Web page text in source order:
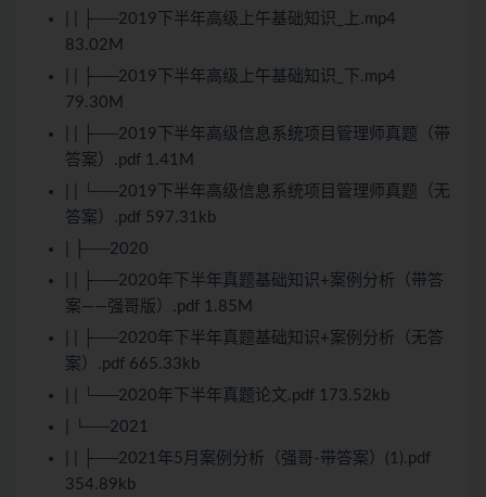
| | ├──2019下半年高级上午基础知识_上.mp4
83.02M
| | ├──2019下半年高级上午基础知识_下.mp4
79.30M
| | ├──2019下半年高级信息系统项目管理师真题（带
答案）.pdf 1.41M
| | └──2019下半年高级信息系统项目管理师真题（无
答案）.pdf 597.31kb
| ├──2020
| | ├──2020年下半年真题基础知识+案例分析（带答
案——强哥版）.pdf 1.85M
| | ├──2020年下半年真题基础知识+案例分析（无答
案）.pdf 665.33kb
| | └──2020年下半年真题论文.pdf 173.52kb
| └──2021
| | ├──2021年5月案例分析（强哥-带答案）(1).pdf
354.89kb